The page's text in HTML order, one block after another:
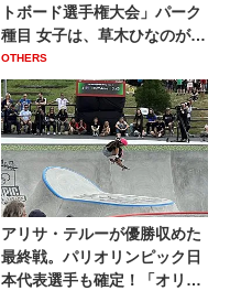
トボード選手権大会」パーク
種目 女子は、草木ひなのが
圧...
OTHERS
アリサ・テルーが優勝収めた
最終戦。パリオリンピック日
本代表選手も確定！「オリン